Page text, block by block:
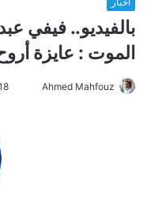
بالفيديو.. فيفي
الموت : عايزة
Ahmed Mahfouz